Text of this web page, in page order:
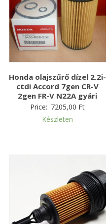
Honda olajszűrő dízel 2.2i-
ctdi Accord 7gen CR-V
2gen FR-V N22A gyári
Price: 7205,00 Ft
Készleten